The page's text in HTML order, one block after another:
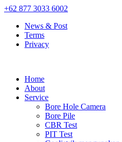
+62 877 3033 6002
News & Post
Terms
Privacy
Home
About
Service
Bore Hole Camera
Bore Pile
CBR Test
PIT Test